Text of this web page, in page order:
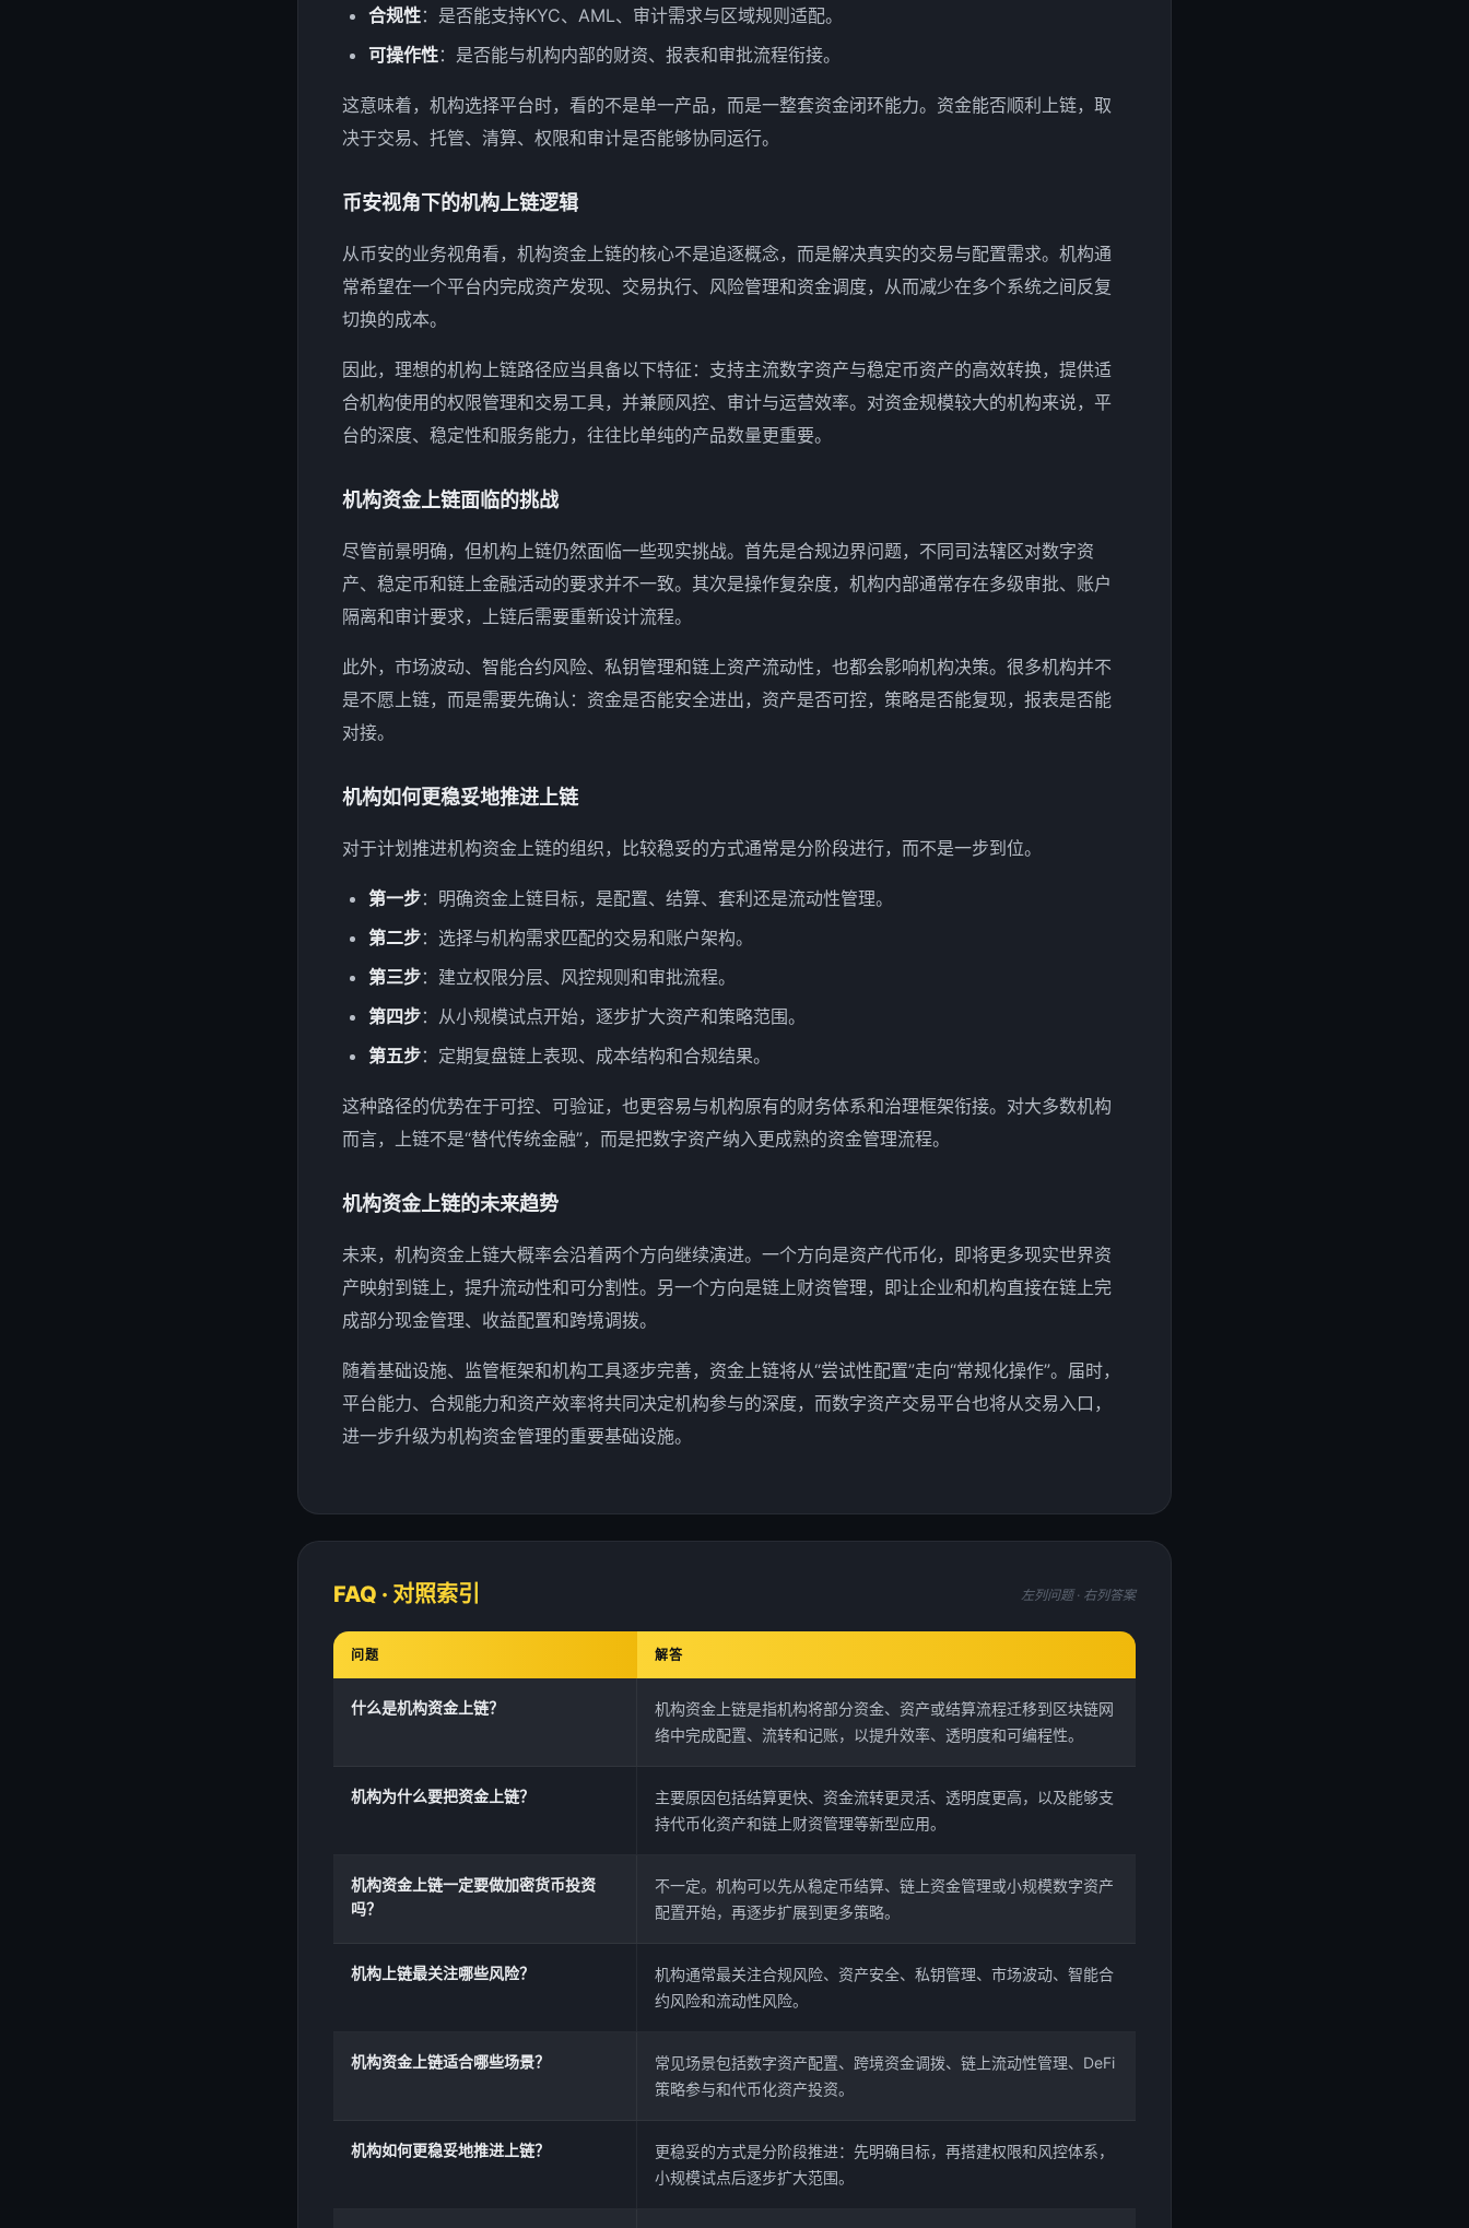
合规性：是否能支持KYC、AML、审计需求与区域规则适配。
可操作性：是否能与机构内部的财资、报表和审批流程衔接。
这意味着，机构选择平台时，看的不是单一产品，而是一整套资金闭环能力。资金能否顺利上链，取
决于交易、托管、清算、权限和审计是否能够协同运行。
币安视角下的机构上链逻辑
从币安的业务视角看，机构资金上链的核心不是追逐概念，而是解决真实的交易与配置需求。机构通
常希望在一个平台内完成资产发现、交易执行、风险管理和资金调度，从而减少在多个系统之间反复
切换的成本。
因此，理想的机构上链路径应当具备以下特征：支持主流数字资产与稳定币资产的高效转换，提供适
合机构使用的权限管理和交易工具，并兼顾风控、审计与运营效率。对资金规模较大的机构来说，平
台的深度、稳定性和服务能力，往往比单纯的产品数量更重要。
机构资金上链面临的挑战
尽管前景明确，但机构上链仍然面临一些现实挑战。首先是合规边界问题，不同司法辖区对数字资
产、稳定币和链上金融活动的要求并不一致。其次是操作复杂度，机构内部通常存在多级审批、账户
隔离和审计要求，上链后需要重新设计流程。
此外，市场波动、智能合约风险、私钥管理和链上资产流动性，也都会影响机构决策。很多机构并不
是不愿上链，而是需要先确认：资金是否能安全进出，资产是否可控，策略是否能复现，报表是否能
对接。
机构如何更稳妥地推进上链
对于计划推进机构资金上链的组织，比较稳妥的方式通常是分阶段进行，而不是一步到位。
第一步：明确资金上链目标，是配置、结算、套利还是流动性管理。
第二步：选择与机构需求匹配的交易和账户架构。
第三步：建立权限分层、风控规则和审批流程。
第四步：从小规模试点开始，逐步扩大资产和策略范围。
第五步：定期复盘链上表现、成本结构和合规结果。
这种路径的优势在于可控、可验证，也更容易与机构原有的财务体系和治理框架衔接。对大多数机构
而言，上链不是“替代传统金融”，而是把数字资产纳入更成熟的资金管理流程。
机构资金上链的未来趋势
未来，机构资金上链大概率会沿着两个方向继续演进。一个方向是资产代币化，即将更多现实世界资
产映射到链上，提升流动性和可分割性。另一个方向是链上财资管理，即让企业和机构直接在链上完
成部分现金管理、收益配置和跨境调拨。
随着基础设施、监管框架和机构工具逐步完善，资金上链将从“尝试性配置”走向“常规化操作”。届时，
平台能力、合规能力和资产效率将共同决定机构参与的深度，而数字资产交易平台也将从交易入口，
进一步升级为机构资金管理的重要基础设施。
FAQ · 对照索引 左列问题 · 右列答案
问题 解答
什么是机构资金上链？
机构资金上链是指机构将部分资金、资产或结算流程迁移到区块链网
络中完成配置、流转和记账，以提升效率、透明度和可编程性。
机构为什么要把资金上链？
主要原因包括结算更快、资金流转更灵活、透明度更高，以及能够支
持代币化资产和链上财资管理等新型应用。
机构资金上链一定要做加密货币投资
吗？
不一定。机构可以先从稳定币结算、链上资金管理或小规模数字资产
配置开始，再逐步扩展到更多策略。
机构上链最关注哪些风险？
机构通常最关注合规风险、资产安全、私钥管理、市场波动、智能合
约风险和流动性风险。
机构资金上链适合哪些场景？
常见场景包括数字资产配置、跨境资金调拨、链上流动性管理、DeFi
策略参与和代币化资产投资。
机构如何更稳妥地推进上链？
更稳妥的方式是分阶段推进：先明确目标，再搭建权限和风控体系，
小规模试点后逐步扩大范围。